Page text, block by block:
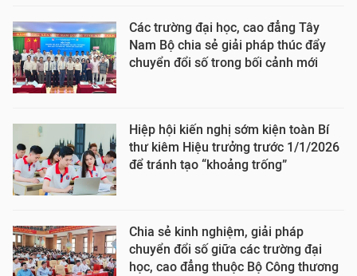
Các trường đại học, cao đẳng Tây
Nam Bộ chia sẻ giải pháp thúc đẩy
chuyển đổi số trong bối cảnh mới
Hiệp hội kiến nghị sớm kiện toàn Bí
thư kiêm Hiệu trưởng trước 1/1/2026
để tránh tạo “khoảng trống”
Chia sẻ kinh nghiệm, giải pháp
chuyển đổi số giữa các trường đại
học, cao đẳng thuộc Bộ Công thương